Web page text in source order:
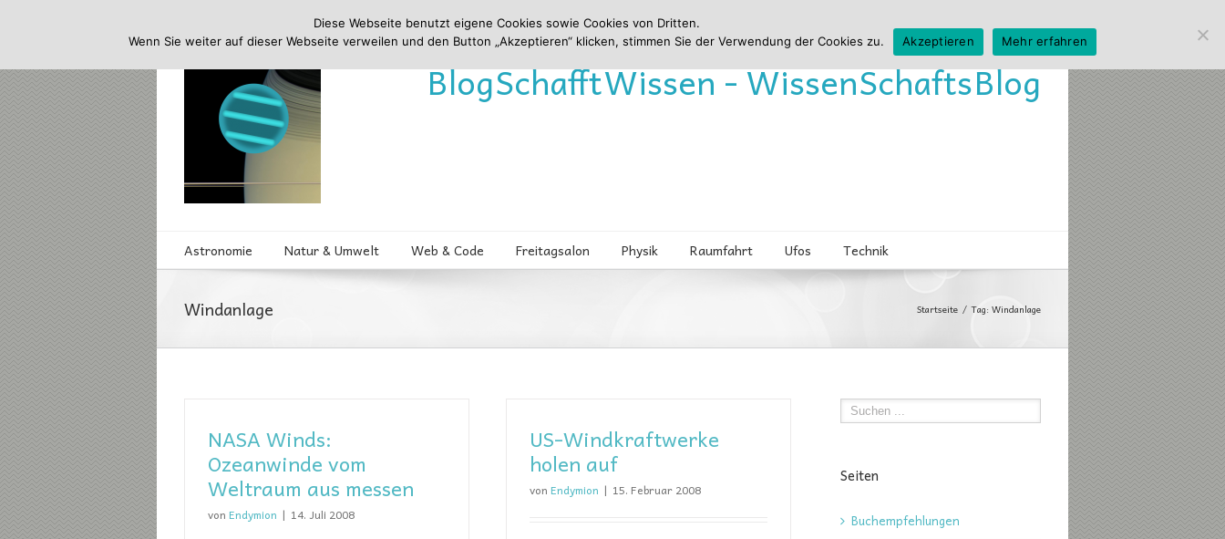
BlogSchafftWissen - WissenSchaftsBlog
Astronomie Natur & Umwelt Web & Code Freitagsalon Physik Raumfahrt Ufos Technik
Windanlage Startseite Tag: Windanlage
NASA Winds:
Ozeanwinde vom
Weltraum aus messen
von Endymion | 14. Juli 2008
US-Windkraftwerke
holen auf
von Endymion | 15. Februar 2008
Seiten
Buchempfehlungen
Diese Webseite benutzt eigene Cookies sowie Cookies von Dritten.
Wenn Sie weiter auf dieser Webseite verweilen und den Button „Akzeptieren“ klicken, stimmen Sie der Verwendung der Cookies zu.
Akzeptieren Mehr erfahren